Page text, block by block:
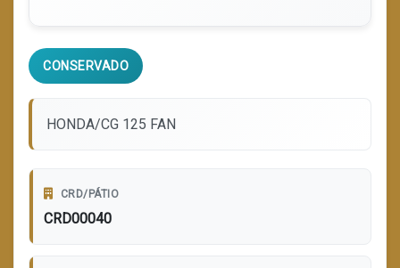
CONSERVADO
HONDA/CG 125 FAN
CRD/PÁTIO
CRD00040